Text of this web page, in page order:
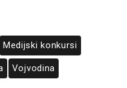
Medijski konkursi
Vojvodina